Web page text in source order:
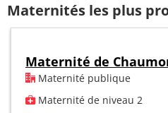
Maternités les plus
Maternité de
Maternité publique
Maternité de niveau 2